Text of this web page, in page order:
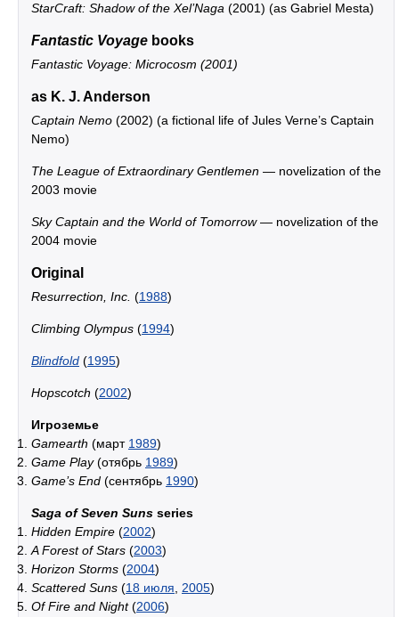
StarCraft: Shadow of the Xel’Naga (2001) (as Gabriel Mesta)
Fantastic Voyage books
Fantastic Voyage: Microcosm (2001)
as K. J. Anderson
Captain Nemo (2002) (a fictional life of Jules Verne’s Captain
Nemo)
The League of Extraordinary Gentlemen — novelization of the
2003 movie
Sky Captain and the World of Tomorrow— novelization of the
2004 movie
Original
Resurrection, Inc. (1988)
Climbing Olympus (1994)
Blindfold (1995)
Hopscotch (2002)
Игроземье
Gamearth (март 1989)
Game Play(отябрь 1989)
Game’s End (сентябрь 1990)
Saga of Seven Suns series
Hidden Empire (2002)
A Forest of Stars (2003)
Horizon Storms (2004)
Scattered Suns (18 июля 2005)
Of Fire and Night(2006)